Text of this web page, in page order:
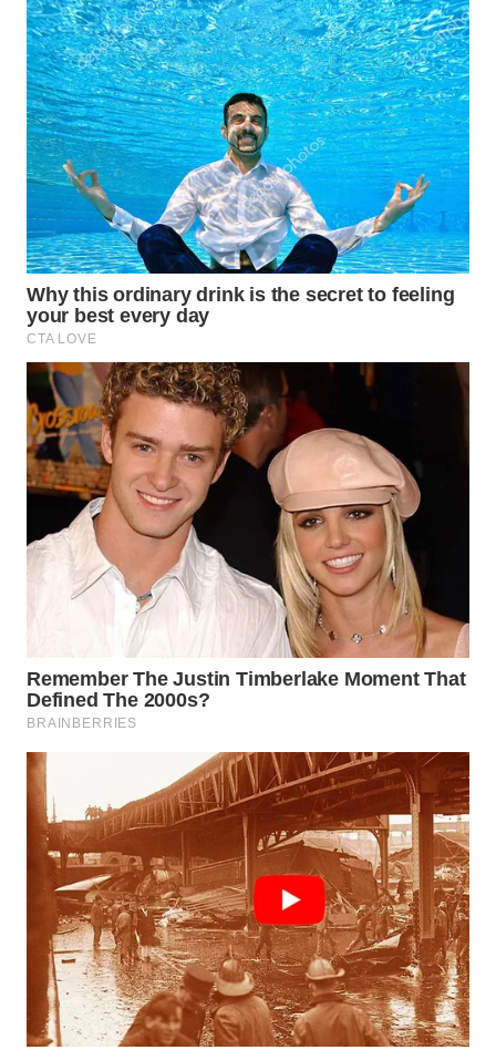
SURABAYA
WN
NATUNA
WN
BINTAN
WN
MANDALIKA
WN
LIKUPANG
WN
LABUANBAJO
WN
BORNEO
Wahana
Media
NEWS
WAHANA
WAHANA
ADVOKAT
WAHANA
INFRASTRUKTUR
WAHANA
KONSUMEN